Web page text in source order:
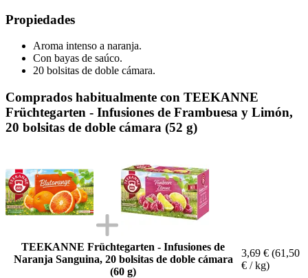
Propiedades
Aroma intenso a naranja.
Con bayas de saúco.
20 bolsitas de doble cámara.
Comprados habitualmente con TEEKANNE
Früchtegarten - Infusiones de Frambuesa y Limón,
20 bolsitas de doble cámara (52 g)
TEEKANNE Früchtegarten - Infusiones de
Naranja Sanguina, 20 bolsitas de doble cámara
(60 g)
3,69 € (61,50
€ / kg)